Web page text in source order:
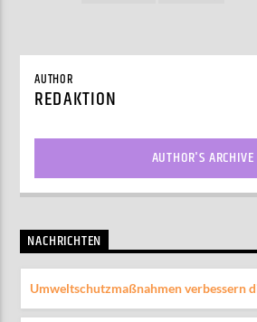
AUTHOR
REDAKTION
AUTHOR'S ARCHIVE
NACHRICHTEN
Umweltschutzmaßnahmen verbessern